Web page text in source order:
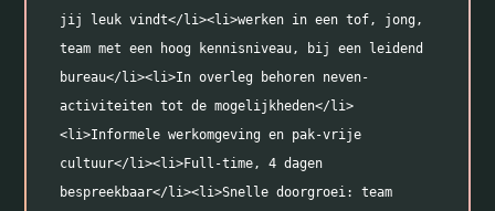
jij leuk vindt</li><li>werken in een tof, jong,
team met een hoog kennisniveau, bij een leidend
bureau</li><li>In overleg behoren neven-
activiteiten tot de mogelijkheden</li>
<li>Informele werkomgeving en pak-vrije
cultuur</li><li>Full-time, 4 dagen
bespreekbaar</li><li>Snelle doorgroei: team